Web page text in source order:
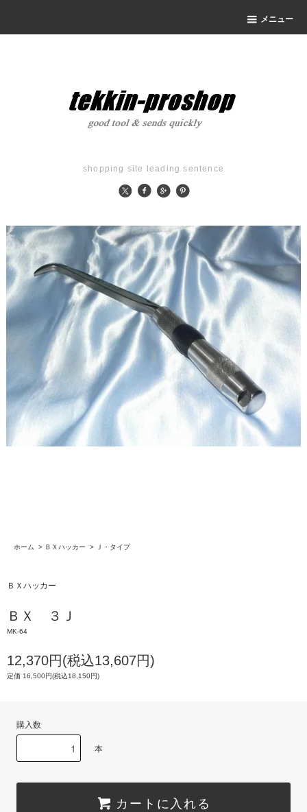
メニュー
shopping site leading sentence
ホーム > ＢＸハッカー > Ｊ・タイプ
ＢＸハッカー
ＢＸ ３Ｊ
MK-64
12,370円(税込13,607円)
定価 16,500円(税込18,150円)
購入数
本
カートに入れる